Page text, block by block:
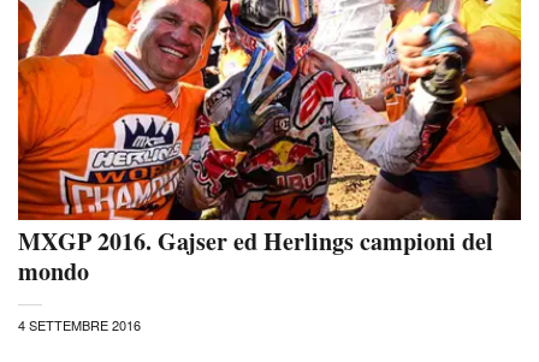
MXGP 2016. Gajser ed Herlings campioni del
mondo
4 SETTEMBRE 2016